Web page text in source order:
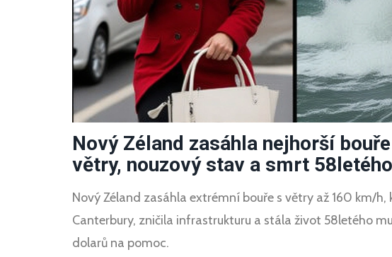
Nový Zéland zasáhla nejhorší
větry, nouzový stav a smrt
Nový Zéland zasáhla extrémní bouře s větry až 160 km/
Canterbury, zničila infrastrukturu a stála život 58letého
dolarů na pomoc.